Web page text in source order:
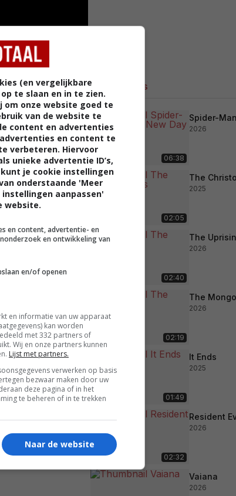
Nadat hij
Meer trailers
06:38
Spider-
2026
02:05
The
2025
02:40
The
2026
02:19
The
2026
01:49
It Ends
2025
02:32
Resident
2026
Vaiana
2026
(en vergelijkbare
te slaan en in te zien.
om onze website goed te
van de website te
content en advertenties
en content te
verbeteren. Hiervoor
unieke advertentie ID’s,
je cookie instellingen
onderstaande 'Meer
aanpassen'
website.
en content, advertentie- en
en ontwikkeling van
en/of openen
en informatie van uw apparaat
kan worden
met 332 partners of
Wij en onze partners kunnen
Lijst met partners.
verwerken op basis
bezwaar maken door uw
deze pagina of in het
te beheren of in te trekken
Naar de website